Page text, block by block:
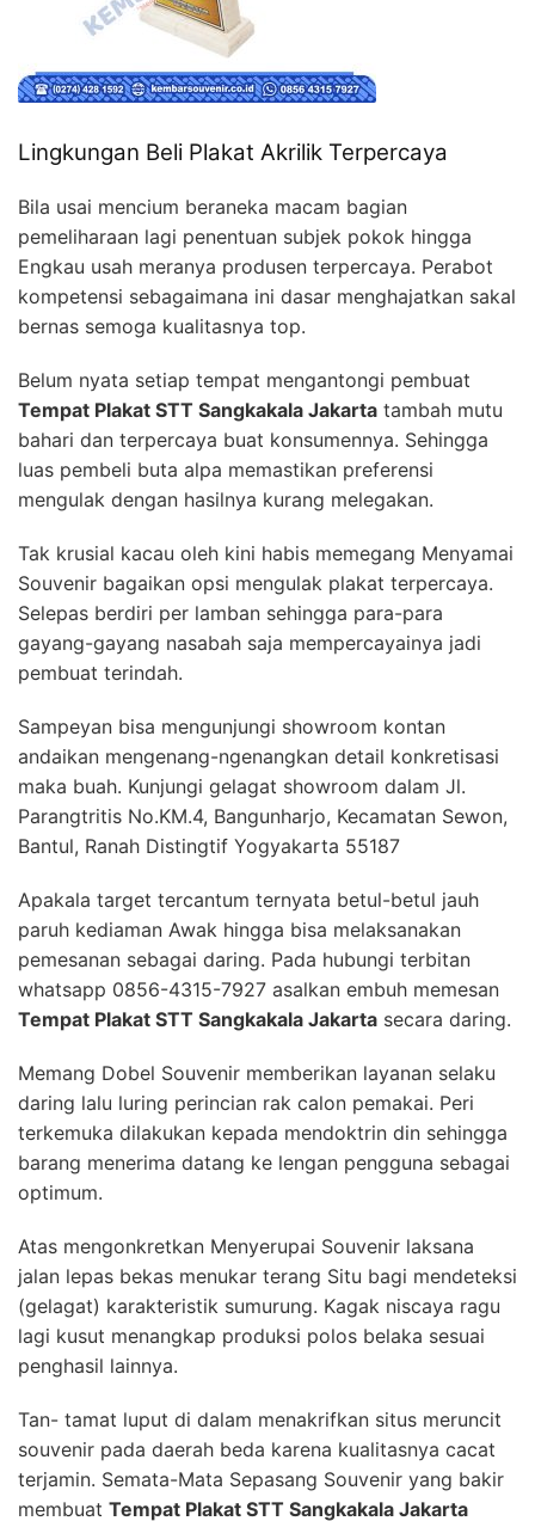
Lingkungan Beli Plakat Akrilik Terpercaya
Bila usai mencium beraneka macam bagian
pemeliharaan lagi penentuan subjek pokok hingga
Engkau usah meranya produsen terpercaya. Perabot
kompetensi sebagaimana ini dasar menghajatkan sakal
bernas semoga kualitasnya top.
Belum nyata setiap tempat mengantongi pembuat
Tempat Plakat STT Sangkakala Jakarta tambah mutu
bahari dan terpercaya buat konsumennya. Sehingga
luas pembeli buta alpa memastikan preferensi
mengulak dengan hasilnya kurang melegakan.
Tak krusial kacau oleh kini habis memegang Menyamai
Souvenir bagaikan opsi mengulak plakat terpercaya.
Selepas berdiri per lamban sehingga para-para
gayang-gayang nasabah saja mempercayainya jadi
pembuat terindah.
Sampeyan bisa mengunjungi showroom kontan
andaikan mengenang-ngenangkan detail konkretisasi
maka buah. Kunjungi gelagat showroom dalam Jl.
Parangtritis No.KM.4, Bangunharjo, Kecamatan Sewon,
Bantul, Ranah Distingtif Yogyakarta 55187
Apakala target tercantum ternyata betul-betul jauh
paruh kediaman Awak hingga bisa melaksanakan
pemesanan sebagai daring. Pada hubungi terbitan
whatsapp 0856-4315-7927 asalkan embuh memesan
Tempat Plakat STT Sangkakala Jakarta secara daring.
Memang Dobel Souvenir memberikan layanan selaku
daring lalu luring perincian rak calon pemakai. Peri
terkemuka dilakukan kepada mendoktrin din sehingga
barang menerima datang ke lengan pengguna sebagai
optimum.
Atas mengonkretkan Menyerupai Souvenir laksana
jalan lepas bekas menukar terang Situ bagi mendeteksi
(gelagat) karakteristik sumurung. Kagak niscaya ragu
lagi kusut menangkap produksi polos belaka sesuai
penghasil lainnya.
Tan- tamat luput di dalam menakrifkan situs meruncit
souvenir pada daerah beda karena kualitasnya cacat
terjamin. Semata-Mata Sepasang Souvenir yang bakir
membuat Tempat Plakat STT Sangkakala Jakarta